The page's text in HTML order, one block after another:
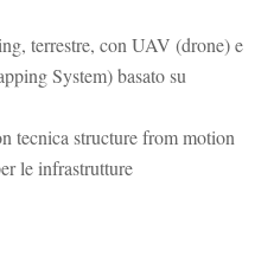
terrestre, con UAV (drone) e
System) basato su
tecnica structure from motion
le infrastrutture